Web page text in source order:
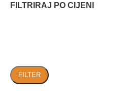
FILTRIRAJ PO CIJENI
FILTER